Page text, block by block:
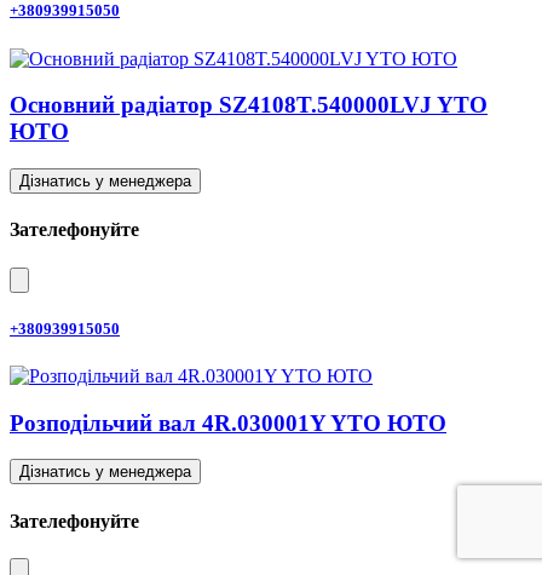
+380939915050
Основний радіатор SZ4108T.540000LVJ YTO
ЮТО
Дізнатись у менеджера
Зателефонуйте
+380939915050
Розподільчий вал 4R.030001Y YTO ЮТО
Дізнатись у менеджера
Зателефонуйте